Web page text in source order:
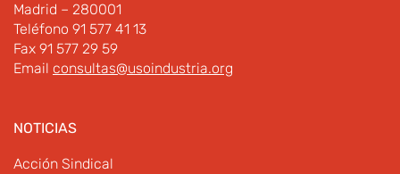
Madrid – 280001
Teléfono 91 577 41 13
Fax 91 577 29 59
Email consultas@usoindustria.org
NOTICIAS
Acción Sindical